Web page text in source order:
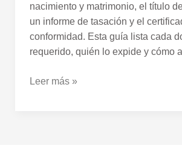
nacimiento y matrimonio, el título
un informe de tasación y el
conformidad. Esta guía lista cada
requerido, quién lo expide y cómo
Leer más »